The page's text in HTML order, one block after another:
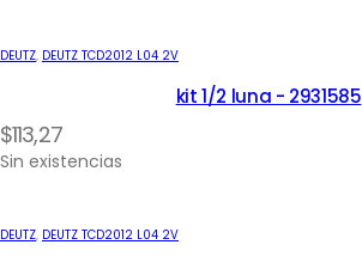
DEUTZ, DEUTZ TCD2012 L04 2V
kit 1/2 luna - 2931585
$113,27
Sin existencias
DEUTZ, DEUTZ TCD2012 L04 2V